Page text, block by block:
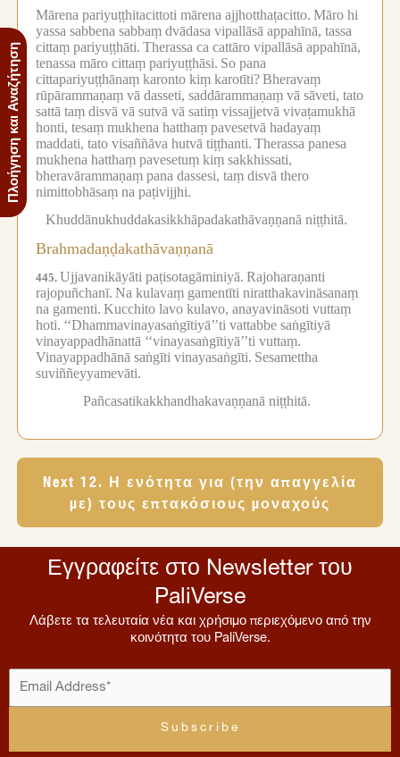
Πλοήγηση και Αναζήτηση
Mārena pariyuṭṭhitacittoti mārena ajjhotthaṭacitto. Māro hi
yassa sabbena sabbaṃ dvādasa vipallāsā appahīnā, tassa
cittaṃ pariyuṭṭhāti. Therassa ca cattāro vipallāsā appahīnā,
tenassa māro cittaṃ pariyuṭṭhāsi. So pana
cittapariyuṭṭhānaṃ karonto kiṃ karotīti?Bheravaṃ
rūpārammaṇaṃ vā dasseti, saddārammaṇaṃ vā sāveti, tato
sattā taṃ disvā vā sutvā vā satiṃ vissajjetvā vivaṭamukhā
honti, tesaṃ mukhena hatthaṃ pavesetvā hadayaṃ
maddati, tato visaññāva hutvā tiṭṭhanti. Therassa panesa
mukhena hatthaṃ pavesetuṃ kiṃ sakkhissati,
bheravārammaṇaṃ pana dassesi, taṃ disvā thero
nimittobhāsaṃ na paṭivijjhi.
Khuddānukhuddakasikkhāpadakathāvaṇṇanā niṭṭhitā.
Brahmadaṇḍakathāvaṇṇanā
445. Ujjavanikāyāti paṭisotagāminiyā. Rajoharaṇanti
rajopuñchanī. Na kulavaṃ gamentīti niratthakavināsanaṃ
na gamenti. Kucchito lavo kulavo, anayavināsoti vuttaṃ
hoti. ‘‘Dhammavinayasaṅgītiyā’’ti vattabbe saṅgītiyā
vinayappadhānattā ‘‘vinayasaṅgītiyā’’ti vuttaṃ.
Vinayappadhānā saṅgīti vinayasaṅgīti. Sesamettha
suviññeyyamevāti.
Pañcasatikakkhandhakavaṇṇanā niṭṭhitā.
Next 12. Η ενότητα για (την απαγγελία
με) τους επτακόσιους μοναχούς
Εγγραφείτε στο Newsletter του
PaliVerse
Λάβετε τα τελευταία νέα και χρήσιμο περιεχόμενο από την
κοινότητα του PaliVerse.